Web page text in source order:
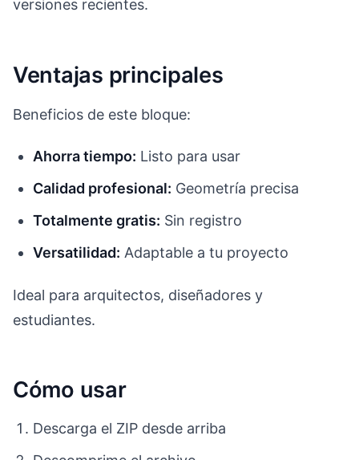
versiones recientes.
Ventajas principales
Beneficios de este bloque:
Ahorra tiempo: Listo para usar
Calidad profesional: Geometría precisa
Totalmente gratis: Sin registro
Versatilidad: Adaptable a tu proyecto
Ideal para arquitectos, diseñadores y
estudiantes.
Cómo usar
Descarga el ZIP desde arriba